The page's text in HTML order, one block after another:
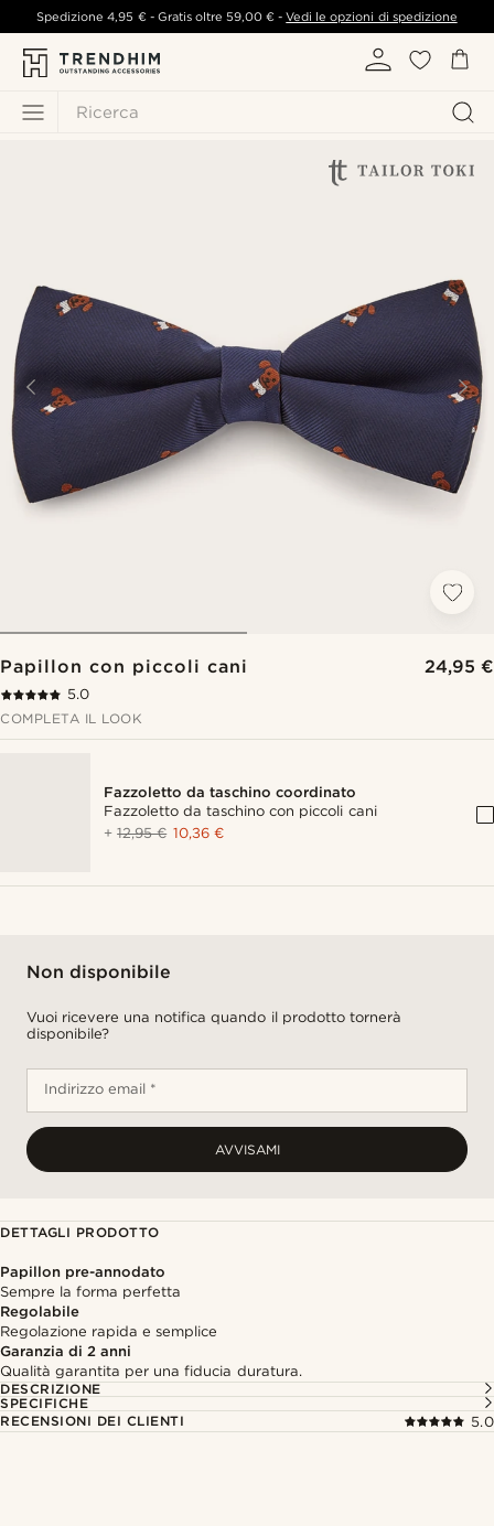
Ricerca
Spedizione4,95 €- Gratis oltre 59,00 € -Vedi le opzioni di spedizione
Papillon con piccoli cani 24,95 €
5.0
COMPLETA IL LOOK
Fazzoletto da taschino coordinato
Fazzoletto da taschino con piccoli cani
+12,95 € 10,36 €
Non disponibile
Vuoi ricevere una notifica quando il prodotto tornerà
disponibile?
Indirizzo email *
AVVISAMI
DETTAGLI PRODOTTO
Papillon pre-annodato
Sempre la forma perfetta
Regolabile
Regolazione rapida e semplice
Garanzia di 2 anni
Qualità garantita per una fiducia duratura.
DESCRIZIONE
SPECIFICHE
RECENSIONI DEI CLIENTI
5.0